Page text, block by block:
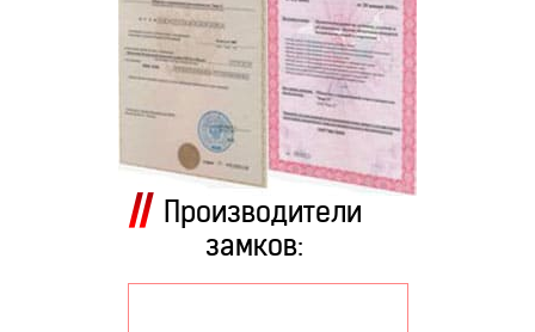
Производители
замков: